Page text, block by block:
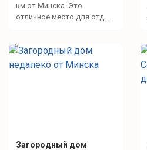
км от Минска. Это
отличное место для отд...
Загородный дом